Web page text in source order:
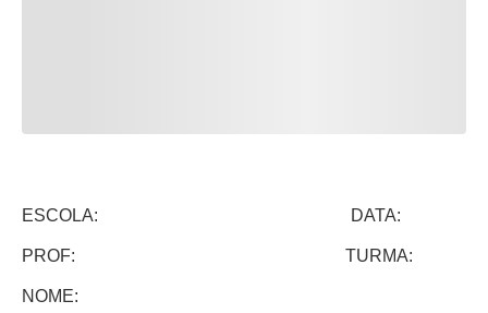
ESCOLA: DATA:
PROF: TURMA:
NOME: